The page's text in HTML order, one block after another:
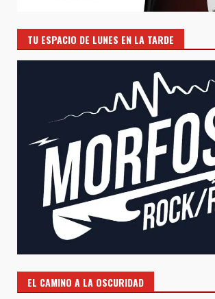
TU ESPACIO DE LUNES EN LA TARDE
EL CAMINO A LA OSCURIDAD